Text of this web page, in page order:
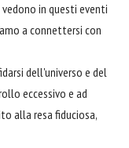
in questi eventi
a connettersi con
dell'universo e del
eccessivo e ad
alla resa fiduciosa,